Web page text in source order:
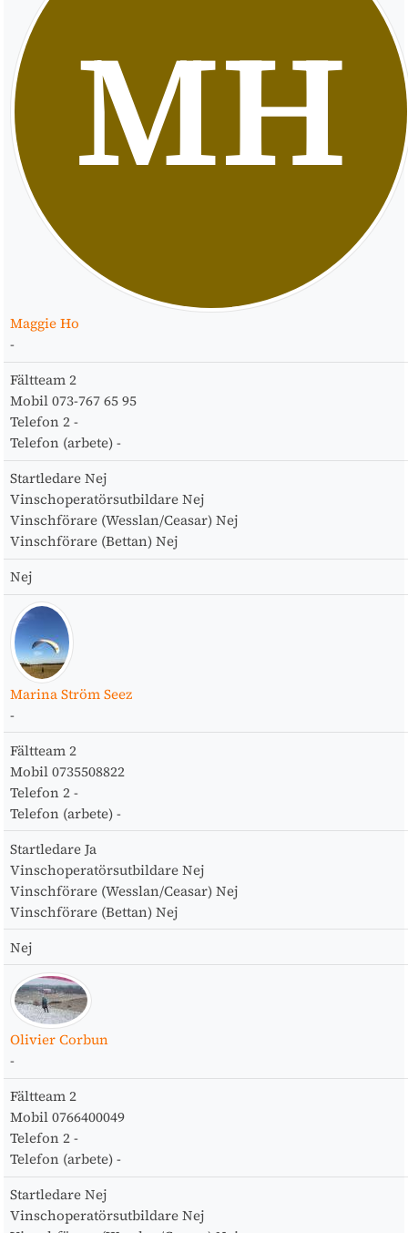
MH
Maggie Ho
-
Fältteam 2
Mobil 073-767 65 95
Telefon 2 -
Telefon (arbete) -
Startledare Nej
Vinschoperatörsutbildare Nej
Vinschförare (Wesslan/Ceasar) Nej
Vinschförare (Bettan) Nej
Nej
Marina Ström Seez
-
Fältteam 2
Mobil 0735508822
Telefon 2 -
Telefon (arbete) -
Startledare Ja
Vinschoperatörsutbildare Nej
Vinschförare (Wesslan/Ceasar) Nej
Vinschförare (Bettan) Nej
Nej
Olivier Corbun
-
Fältteam 2
Mobil 0766400049
Telefon 2 -
Telefon (arbete) -
Startledare Nej
Vinschoperatörsutbildare Nej